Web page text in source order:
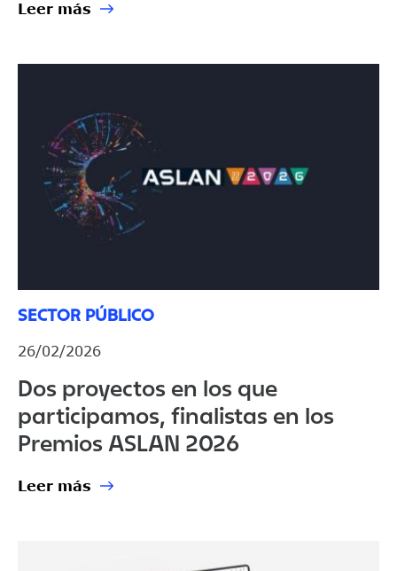
Leer más
SECTOR PÚBLICO
26/02/2026
Dos proyectos en los que
participamos, finalistas en los
Premios ASLAN 2026
Leer más